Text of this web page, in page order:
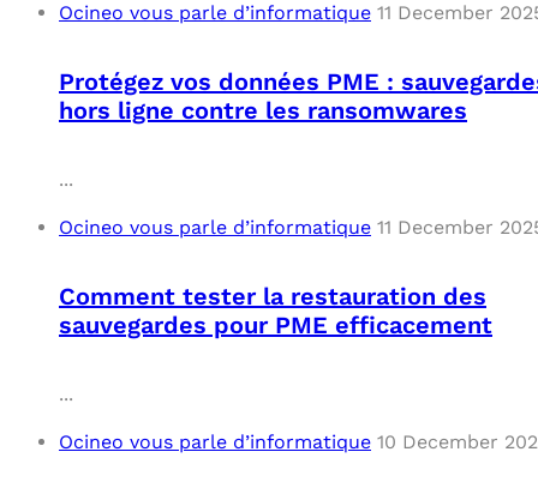
Ocineo vous parle d’informatique 11 December
Protégez vos données PME :
hors ligne contre les ransomwares
...
Ocineo vous parle d’informatique 11 December
Comment tester la restauration des
sauvegardes pour PME efficacement
...
Ocineo vous parle d’informatique 10 December